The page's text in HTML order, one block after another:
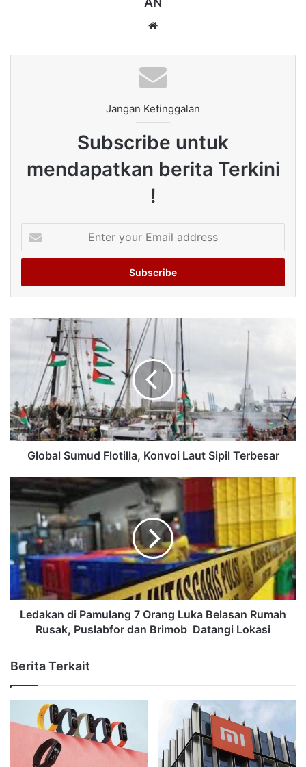
Jangan Ketinggalan
Subscribe untuk
mendapatkan berita Terkini
!
your
Email
Global Sumud Flotilla, Konvoi Laut Sipil Terbesar
Ledakan di Pamulang 7 Orang Luka Belasan Rumah
Rusak, Puslabfor dan Brimob Datangi Lokasi
Berita Terkait